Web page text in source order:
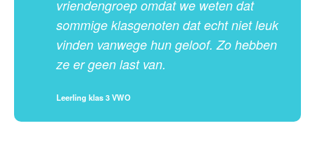
vriendengroep omdat we weten dat
sommige klasgenoten dat echt niet leuk
vinden vanwege hun geloof. Zo hebben
ze er geen last van.
Leerling klas 3 VWO